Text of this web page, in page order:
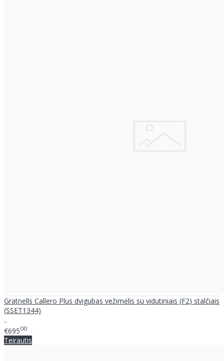
Gratnells Callero Plus dvigubas vežimėlis su vidutiniais (F2) stalčiais
(SSET1344)
..
€69500
Teirautis